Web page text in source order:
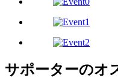
サポーターのオ